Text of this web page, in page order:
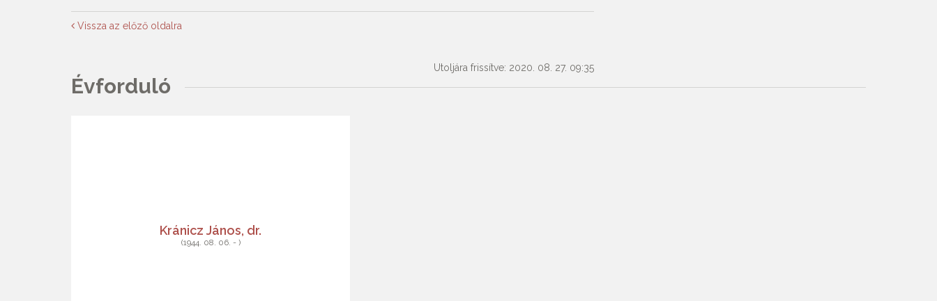
Vissza az előző oldalra
Utoljára frissítve: 2020. 08. 27. 09:35
Évforduló
Kránicz János, dr.
(1944. 08. 06. - )